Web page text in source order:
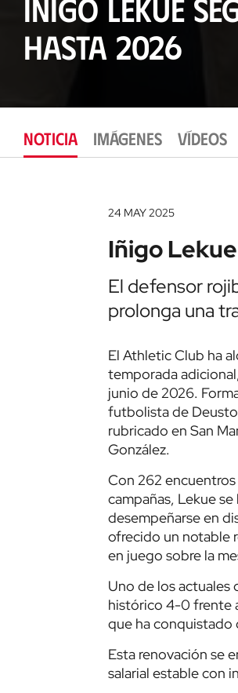
Iñigo Lekue
hasta 2026
NOTICIA IMÁGENES VÍDEOS
24 MAY 2025
Iñigo
El defensor
prolonga una
El Athletic Club ha
temporada
junio de 2026.
futbolista de Deusto
rubricado en San
González.
Con 262
campañas, Lekue
desempeñarse en
ofrecido un notable
en juego sobre la
Uno de los actuales
histórico 4-0 frente
que ha conquistado
Esta renovación se
salarial estable con